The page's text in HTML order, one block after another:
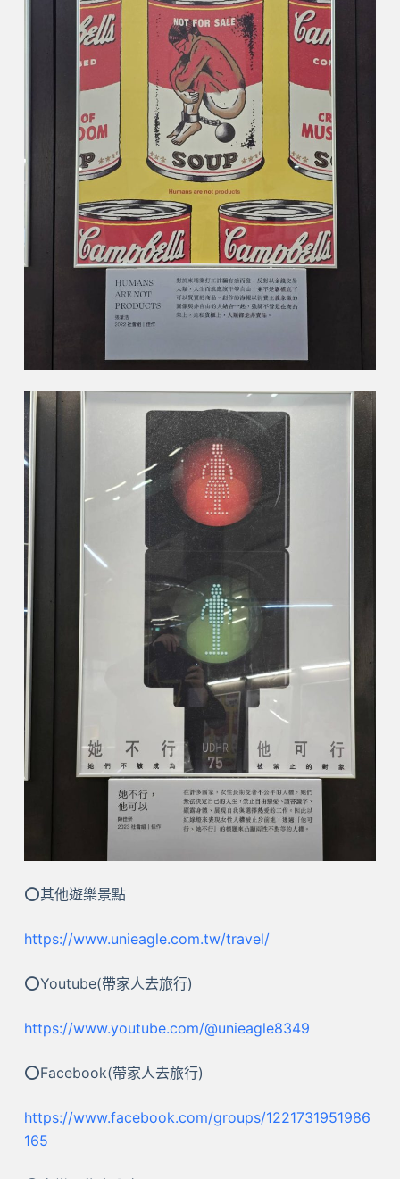
⭕其他遊樂景點
https://www.unieagle.com.tw/travel/
⭕Youtube(帶家人去旅行)
https://www.youtube.com/@unieagle8349
⭕Facebook(帶家人去旅行)
https://www.facebook.com/groups/1221731951986
165